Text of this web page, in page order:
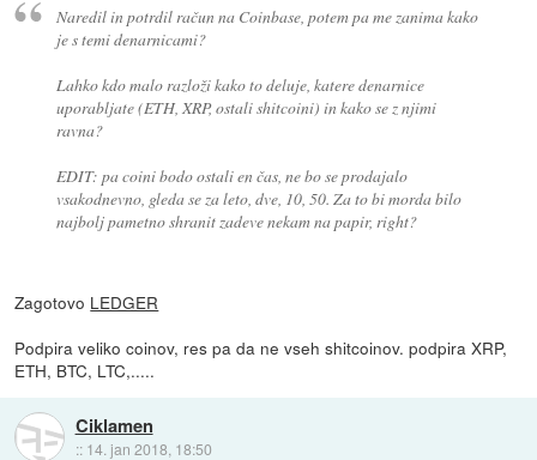
Naredil in potrdil račun na Coinbase, potem pa me zanima kako
je s temi denarnicami?
Lahko kdo malo razloži kako to deluje, katere denarnice
uporabljate (ETH, XRP, ostali shitcoini) in kako se z njimi
ravna?
EDIT: pa coini bodo ostali en čas, ne bo se prodajalo
vsakodnevno, gleda se za leto, dve, 10, 50. Za to bi morda bilo
najbolj pametno shranit zadeve nekam na papir, right?
Zagotovo LEDGER
Podpira veliko coinov, res pa da ne vseh shitcoinov. podpira XRP,
ETH, BTC, LTC,.....
Ciklamen
:: 14. jan 2018, 18:50